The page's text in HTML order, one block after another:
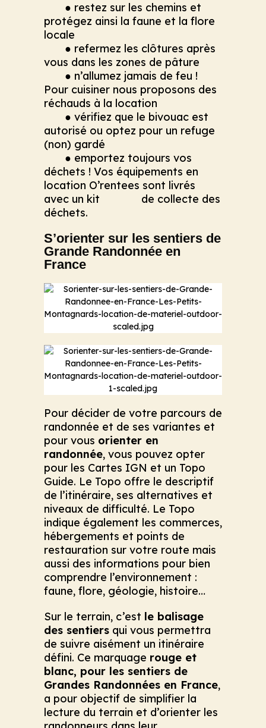
● restez sur les chemins et
protégez ainsi la faune et la flore
locale
● refermez les clôtures après
vous dans les zones de pâture
● n’allumez jamais de feu !
Pour cuisiner nous proposons des
réchauds à la location
● vérifiez que le bivouac est
autorisé ou optez pour un refuge
(non) gardé
● emportez toujours vos
déchets ! Vos équipements en
location O’rentees sont livrés
avec un kit de collecte des
déchets.
S’orienter sur les sentiers de
Grande Randonnée en
France
Pour décider de votre parcours de
randonnée et de ses variantes et
pour vous orienter en
randonnée, vous pouvez opter
pour les Cartes IGN et un Topo
Guide. Le Topo offre le descriptif
de l’itinéraire, ses alternatives et
niveaux de difficulté. Le Topo
indique également les commerces,
hébergements et points de
restauration sur votre route mais
aussi des informations pour bien
comprendre l’environnement :
faune, flore, géologie, histoire…
Sur le terrain, c’est le balisage
des sentiers qui vous permettra
de suivre aisément un itinéraire
défini. Ce marquage rouge et
blanc, pour les sentiers de
Grandes Randonnées en France,
a pour objectif de simplifier la
lecture du terrain et d’orienter les